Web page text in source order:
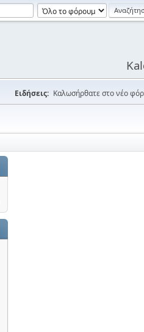
Ειδήσεις: Καλωσήρθατε στο νέο